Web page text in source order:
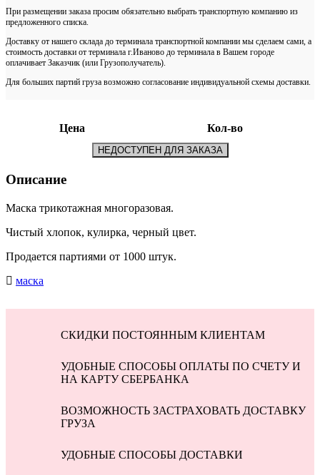
При размещении заказа просим обязательно выбрать транспортную компанию из
предложенного списка.
Доставку от нашего склада до терминала транспортной компании мы сделаем сами, а
стоимость доставки от терминала г.Иваново до терминала в Вашем городе
оплачивает Заказчик (или Грузополучатель).
Для больших партий груза возможно согласование индивидуальной схемы доставки.
Цена Кол-во
НЕДОСТУПЕН ДЛЯ ЗАКАЗА
Описание
Маска трикотажная многоразовая.
Чистый хлопок, кулирка, черный цвет.
Продается партиями от 1000 штук.
маска
СКИДКИ ПОСТОЯННЫМ КЛИЕНТАМ
УДОБНЫЕ СПОСОБЫ ОПЛАТЫ ПО СЧЕТУ И
НА КАРТУ СБЕРБАНКА
ВОЗМОЖНОСТЬ ЗАСТРАХОВАТЬ ДОСТАВКУ
ГРУЗА
УДОБНЫЕ СПОСОБЫ ДОСТАВКИ